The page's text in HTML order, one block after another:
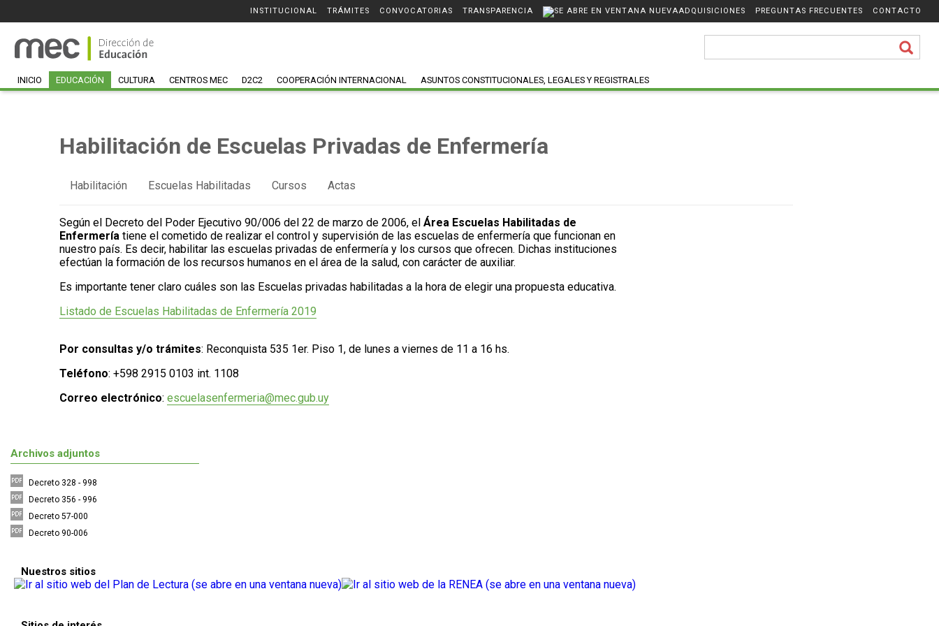
INSTITUCIONAL TRÁMITES CONVOCATORIAS TRANSPARENCIA ADQUISICIONES PREGUNTAS FRECUENTES CONTACTO
INICIO EDUCACIÓN CULTURA CENTROS MEC D2C2 COOPERACIÓN INTERNACIONAL ASUNTOS CONSTITUCIONALES, LEGALES Y REGISTRALES
Habilitación de Escuelas Privadas de Enfermería
Habilitación Escuelas Habilitadas Cursos Actas
Según el Decreto del Poder Ejecutivo 90/006 del 22 de marzo de 2006, el Área Escuelas Habilitadas de
Enfermería tiene el cometido de realizar el control y supervisión de las escuelas de enfermería que funcionan en
nuestro país. Es decir, habilitar las escuelas privadas de enfermería y los cursos que ofrecen. Dichas instituciones
efectúan la formación de los recursos humanos en el área de la salud, con carácter de auxiliar.
Es importante tener claro cuáles son las Escuelas privadas habilitadas a la hora de elegir una propuesta educativa.
Listado de Escuelas Habilitadas de Enfermería 2019
Por consultas y/o trámites: Reconquista 535 1er. Piso 1, de lunes a viernes de 11 a 16 hs.
Teléfono: +598 2915 0103 int. 1108
Correo electrónico: escuelasenfermeria@mec.gub.uy
Archivos adjuntos
Decreto 328 - 998
Decreto 356 - 996
Decreto 57-000
Decreto 90-006
Nuestros sitios